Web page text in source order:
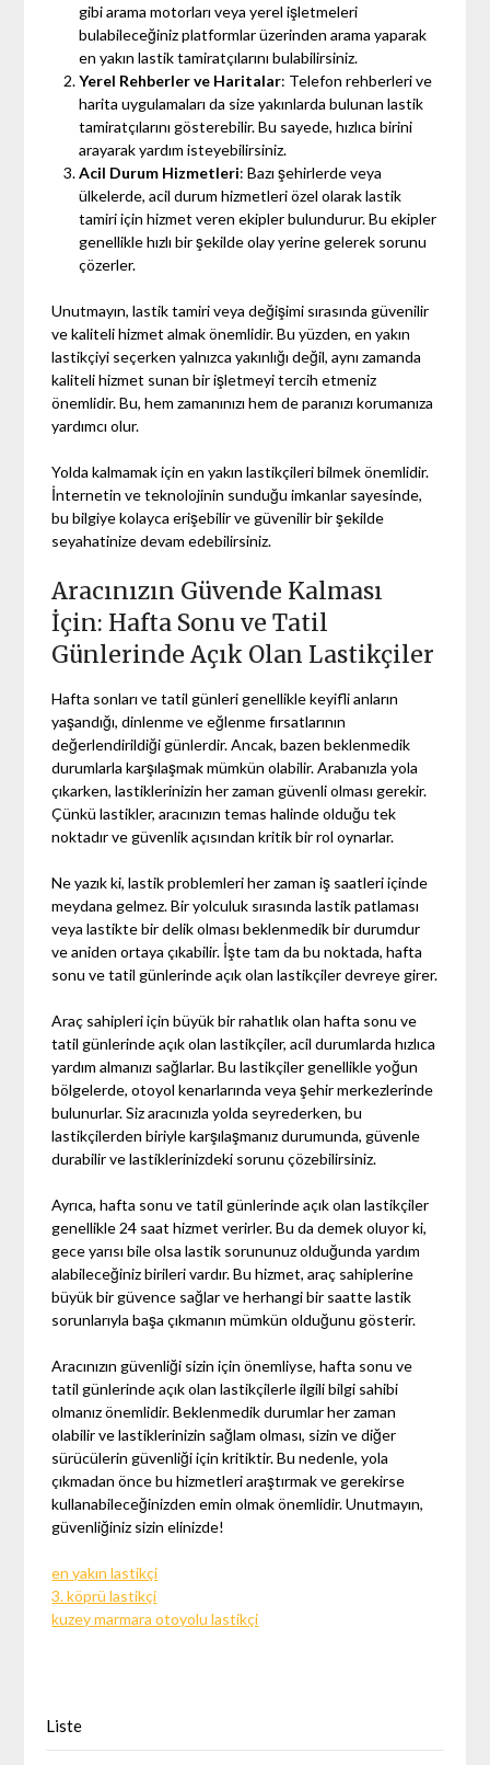
gibi arama motorları veya yerel işletmeleri
bulabileceğiniz platformlar üzerinden arama yaparak
en yakın lastik tamiratçılarını bulabilirsiniz.
Yerel Rehberler ve Haritalar: Telefon rehberleri ve
harita uygulamaları da size yakınlarda bulunan lastik
tamiratçılarını gösterebilir. Bu sayede, hızlıca birini
arayarak yardım isteyebilirsiniz.
Acil Durum Hizmetleri: Bazı şehirlerde veya
ülkelerde, acil durum hizmetleri özel olarak lastik
tamiri için hizmet veren ekipler bulundurur. Bu ekipler
genellikle hızlı bir şekilde olay yerine gelerek sorunu
çözerler.
Unutmayın, lastik tamiri veya değişimi sırasında güvenilir
ve kaliteli hizmet almak önemlidir. Bu yüzden, en yakın
lastikçiyi seçerken yalnızca yakınlığı değil, aynı zamanda
kaliteli hizmet sunan bir işletmeyi tercih etmeniz
önemlidir. Bu, hem zamanınızı hem de paranızı korumanıza
yardımcı olur.
Yolda kalmamak için en yakın lastikçileri bilmek önemlidir.
İnternetin ve teknolojinin sunduğu imkanlar sayesinde,
bu bilgiye kolayca erişebilir ve güvenilir bir şekilde
seyahatinize devam edebilirsiniz.
Aracınızın Güvende Kalması
İçin: Hafta Sonu ve Tatil
Günlerinde Açık Olan Lastikçiler
Hafta sonları ve tatil günleri genellikle keyifli anların
yaşandığı, dinlenme ve eğlenme fırsatlarının
değerlendirildiği günlerdir. Ancak, bazen beklenmedik
durumlarla karşılaşmak mümkün olabilir. Arabanızla yola
çıkarken, lastiklerinizin her zaman güvenli olması gerekir.
Çünkü lastikler, aracınızın temas halinde olduğu tek
noktadır ve güvenlik açısından kritik bir rol oynarlar.
Ne yazık ki, lastik problemleri her zaman iş saatleri içinde
meydana gelmez. Bir yolculuk sırasında lastik patlaması
veya lastikte bir delik olması beklenmedik bir durumdur
ve aniden ortaya çıkabilir. İşte tam da bu noktada, hafta
sonu ve tatil günlerinde açık olan lastikçiler devreye girer.
Araç sahipleri için büyük bir rahatlık olan hafta sonu ve
tatil günlerinde açık olan lastikçiler, acil durumlarda hızlıca
yardım almanızı sağlarlar. Bu lastikçiler genellikle yoğun
bölgelerde, otoyol kenarlarında veya şehir merkezlerinde
bulunurlar. Siz aracınızla yolda seyrederken, bu
lastikçilerden biriyle karşılaşmanız durumunda, güvenle
durabilir ve lastiklerinizdeki sorunu çözebilirsiniz.
Ayrıca, hafta sonu ve tatil günlerinde açık olan lastikçiler
genellikle 24 saat hizmet verirler. Bu da demek oluyor ki,
gece yarısı bile olsa lastik sorununuz olduğunda yardım
alabileceğiniz birileri vardır. Bu hizmet, araç sahiplerine
büyük bir güvence sağlar ve herhangi bir saatte lastik
sorunlarıyla başa çıkmanın mümkün olduğunu gösterir.
Aracınızın güvenliği sizin için önemliyse, hafta sonu ve
tatil günlerinde açık olan lastikçilerle ilgili bilgi sahibi
olmanız önemlidir. Beklenmedik durumlar her zaman
olabilir ve lastiklerinizin sağlam olması, sizin ve diğer
sürücülerin güvenliği için kritiktir. Bu nedenle, yola
çıkmadan önce bu hizmetleri araştırmak ve gerekirse
kullanabileceğinizden emin olmak önemlidir. Unutmayın,
güvenliğiniz sizin elinizde!
en yakın lastikçi
3. köprü lastikçi
kuzey marmara otoyolu lastikçi
Liste